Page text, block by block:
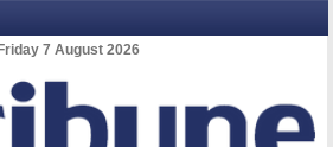
Friday 7 August 2026